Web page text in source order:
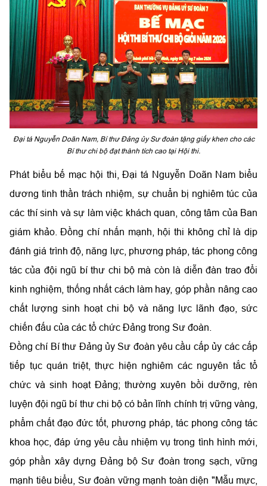
Đại tá Nguyễn Doãn Nam, Bí thư Đảng ủy Sư đoàn tặng giấy khen cho các
Bí thư chi bộ đạt thành tích cao tại Hội thi.
Phát biểu bế mạc hội thi, Đại tá Nguyễn Doãn Nam biểu
dương tinh thần trách nhiệm, sự chuẩn bị nghiêm túc của
các thí sinh và sự làm việc khách quan, công tâm của Ban
giám khảo. Đồng chí nhấn mạnh, hội thi không chỉ là dịp
đánh giá trình độ, năng lực, phương pháp, tác phong công
tác của đội ngũ bí thư chi bộ mà còn là diễn đàn trao đổi
kinh nghiệm, thống nhất cách làm hay, góp phần nâng cao
chất lượng sinh hoạt chi bộ và năng lực lãnh đạo, sức
chiến đấu của các tổ chức Đảng trong Sư đoàn.
Đồng chí Bí thư Đảng ủy Sư đoàn yêu cầu cấp ủy các cấp
tiếp tục quán triệt, thực hiện nghiêm các nguyên tắc tổ
chức và sinh hoạt Đảng; thường xuyên bồi dưỡng, rèn
luyện đội ngũ bí thư chi bộ có bản lĩnh chính trị vững vàng,
phẩm chất đạo đức tốt, phương pháp, tác phong công tác
khoa học, đáp ứng yêu cầu nhiệm vụ trong tình hình mới,
góp phần xây dựng Đảng bộ Sư đoàn trong sạch, vững
mạnh tiêu biểu, Sư đoàn vững mạnh toàn diện "Mẫu mực,